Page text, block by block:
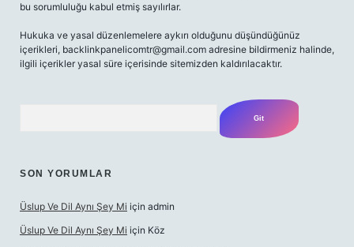
bu sorumluluğu kabul etmiş sayılırlar.
Hukuka ve yasal düzenlemelere aykırı olduğunu düşündüğünüz
içerikleri, backlinkpanelicomtr@gmail.com adresine bildirmeniz halinde,
ilgili içerikler yasal süre içerisinde sitemizden kaldırılacaktır.
SON YORUMLAR
Üslup Ve Dil Aynı Şey Mi için admin
Üslup Ve Dil Aynı Şey Mi için Köz